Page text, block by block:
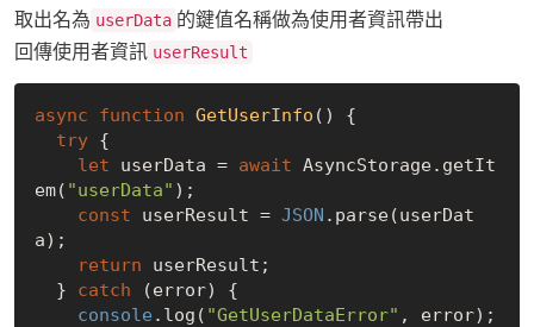
取出名為 userData 的鍵值名稱做為使用者資訊帶出
回傳使用者資訊 userResult
async function GetUserInfo ( ) {
try {
let userData = await AsyncStorage.getIt
em( "userData" );
const userResult = JSON .parse(userDat
a);
return userResult;
  }
catch (error) {
console .log( "GetUserDataError" , error);